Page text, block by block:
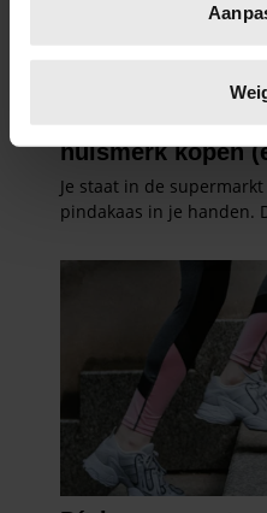
scannen op specifieke
verwerkt en stel uw
intrekken in de
We gebruiken cookies om
en om ons websiteverkeer
informatie over uw gebruik
partners voor social media,
partners kunnen deze
informatie die u aan ze
verzameld op basis van
gaat akkoord met onze
gebruiken.